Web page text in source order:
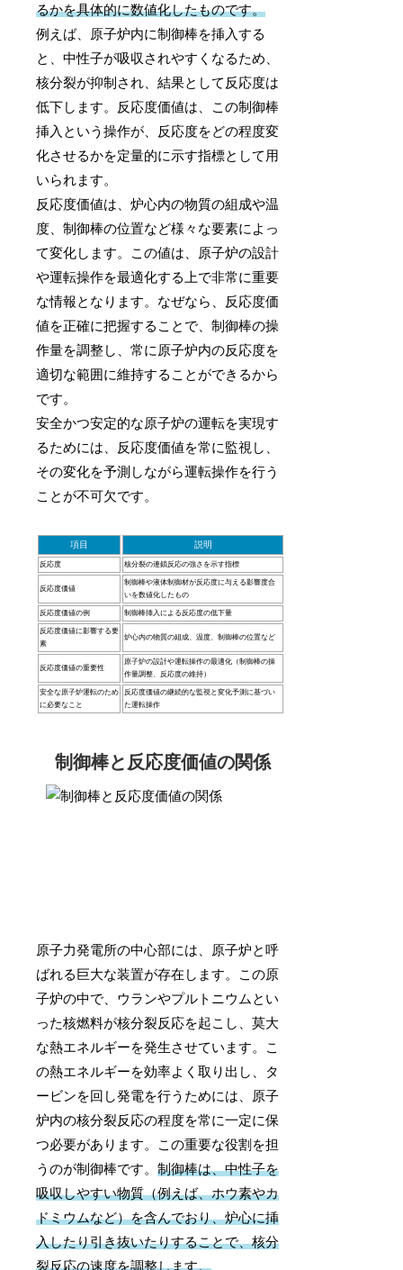
るかを具体的に数値化したものです。
例えば、原子炉内に制御棒を挿入する
と、中性子が吸収されやすくなるため、
核分裂が抑制され、結果として反応度は
低下します。反応度価値は、この制御棒
挿入という操作が、反応度をどの程度変
化させるかを定量的に示す指標として用
いられます。
反応度価値は、炉心内の物質の組成や温
度、制御棒の位置など様々な要素によっ
て変化します。この値は、原子炉の設計
や運転操作を最適化する上で非常に重要
な情報となります。なぜなら、反応度価
値を正確に把握することで、制御棒の操
作量を調整し、常に原子炉内の反応度を
適切な範囲に維持することができるから
です。
安全かつ安定的な原子炉の運転を実現す
るためには、反応度価値を常に監視し、
その変化を予測しながら運転操作を行う
ことが不可欠です。
項目 説明
反応度 核分裂の連鎖反応の強さを示す指標
反応度価値
制御棒や液体制御材が反応度に与える影響度合
いを数値化したもの
反応度価値の例 制御棒挿入による反応度の低下量
反応度価値に影響する要
素
炉心内の物質の組成、温度、制御棒の位置など
反応度価値の重要性
原子炉の設計や運転操作の最適化（制御棒の操
作量調整、反応度の維持）
安全な原子炉運転のため
に必要なこと
反応度価値の継続的な監視と変化予測に基づい
た運転操作
制御棒と反応度価値の関係
原子力発電所の中心部には、原子炉と呼
ばれる巨大な装置が存在します。この原
子炉の中で、ウランやプルトニウムとい
った核燃料が核分裂反応を起こし、莫大
な熱エネルギーを発生させています。こ
の熱エネルギーを効率よく取り出し、タ
ービンを回し発電を行うためには、原子
炉内の核分裂反応の程度を常に一定に保
つ必要があります。この重要な役割を担
うのが制御棒です。制御棒は、中性子を
吸収しやすい物質（例えば、ホウ素やカ
ドミウムなど）を含んでおり、炉心に挿
入したり引き抜いたりすることで、核分
裂反応の速度を調整します。